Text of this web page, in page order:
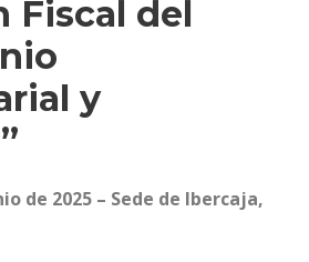
Fiscal del
y
de 2025 – Sede de Ibercaja,